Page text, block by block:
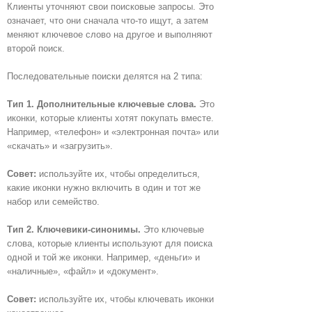
Клиенты уточняют свои поисковые запросы. Это
означает, что они сначала что-то ищут, а затем
меняют ключевое слово на другое и выполняют
второй поиск.
Последовательные поиски делятся на 2 типа:
Тип 1. Дополнительные ключевые слова. Это
иконки, которые клиенты хотят покупать вместе.
Например, «телефон» и «электронная почта» или
«скачать» и «загрузить».
Совет: используйте их, чтобы определиться,
какие иконки нужно включить в один и тот же
набор или семейство.
Тип 2. Ключевики-синонимы. Это ключевые
слова, которые клиенты используют для поиска
одной и той же иконки. Например, «деньги» и
«наличные», «файл» и «документ».
Совет: используйте их, чтобы ключевать иконки